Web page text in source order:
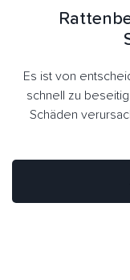
Es ist von
schnell zu
Schäden